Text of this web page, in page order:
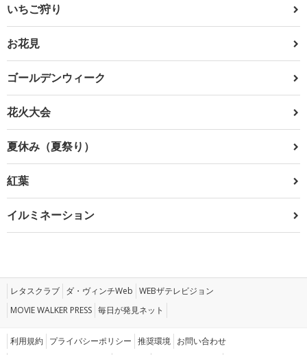
いちご狩り
お花見
ゴールデンウィーク
花火大会
夏休み（夏祭り）
紅葉
イルミネーション
レタスクラブ ダ・ヴィンチWeb WEBザテレビジョン
MOVIE WALKER PRESS 毎日が発見ネット
利用規約 プライバシーポリシー 推奨環境 お問い合わせ